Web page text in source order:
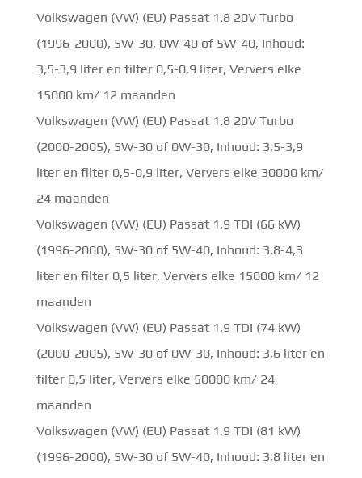
Volkswagen (VW) (EU) Passat 1.8 20V Turbo
(1996-2000), 5W-30, 0W-40 of 5W-40, Inhoud:
3,5-3,9 liter en filter 0,5-0,9 liter, Ververs elke
15000 km/ 12 maanden
Volkswagen (VW) (EU) Passat 1.8 20V Turbo
(2000-2005), 5W-30 of 0W-30, Inhoud: 3,5-3,9
liter en filter 0,5-0,9 liter, Ververs elke 30000 km/
24 maanden
Volkswagen (VW) (EU) Passat 1.9 TDI (66 kW)
(1996-2000), 5W-30 of 5W-40, Inhoud: 3,8-4,3
liter en filter 0,5 liter, Ververs elke 15000 km/ 12
maanden
Volkswagen (VW) (EU) Passat 1.9 TDI (74 kW)
(2000-2005), 5W-30 of 0W-30, Inhoud: 3,6 liter en
filter 0,5 liter, Ververs elke 50000 km/ 24
maanden
Volkswagen (VW) (EU) Passat 1.9 TDI (81 kW)
(1996-2000), 5W-30 of 5W-40, Inhoud: 3,8 liter en